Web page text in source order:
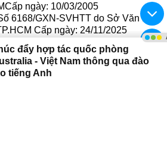
ngày: 10/03/2005
6168/GXN-SVHTT do Sở Văn Hóa
Cấp ngày: 24/11/2025
Phan Văn Quang